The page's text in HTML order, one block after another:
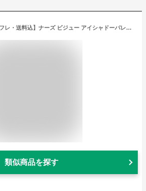
【バレンタインコフレ・送料込】ナーズ ビジュー アイシャドーパレット
類似商品を探す